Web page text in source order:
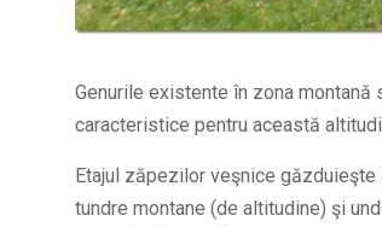
Genurile existente în zona
caracteristice pentru această
Etajul zăpezilor veşnice
tundre montane (de altitudine) şi